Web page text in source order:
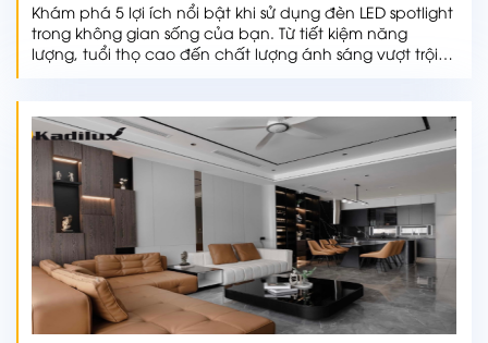
Khám phá 5 lợi ích nổi bật khi sử dụng đèn LED spotlight
trong không gian sống của bạn. Từ tiết kiệm năng
lượng, tuổi thọ cao đến chất lượng ánh sáng vượt trội,